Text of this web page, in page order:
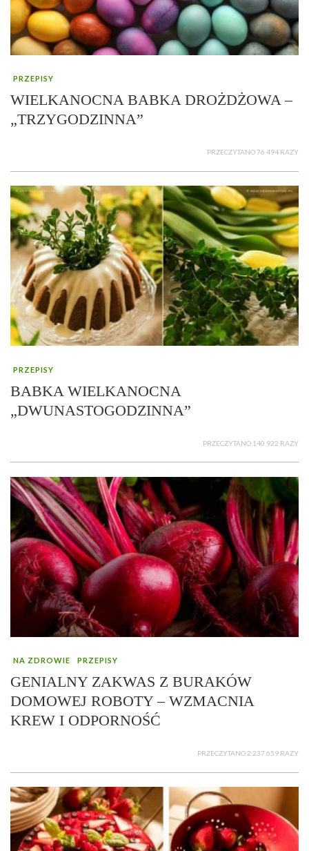
PRZEPISY
WIELKANOCNA BABKA DROŻDŻOWA –
„TRZYGODZINNA”
PRZECZYTANO 76 494 RAZY
PRZEPISY
BABKA WIELKANOCNA
„DWUNASTOGODZINNA”
PRZECZYTANO 140 922 RAZY
NA ZDROWIE PRZEPISY
GENIALNY ZAKWAS Z BURAKÓW
DOMOWEJ ROBOTY – WZMACNIA
KREW I ODPORNOŚĆ
PRZECZYTANO 2 237 659 RAZY